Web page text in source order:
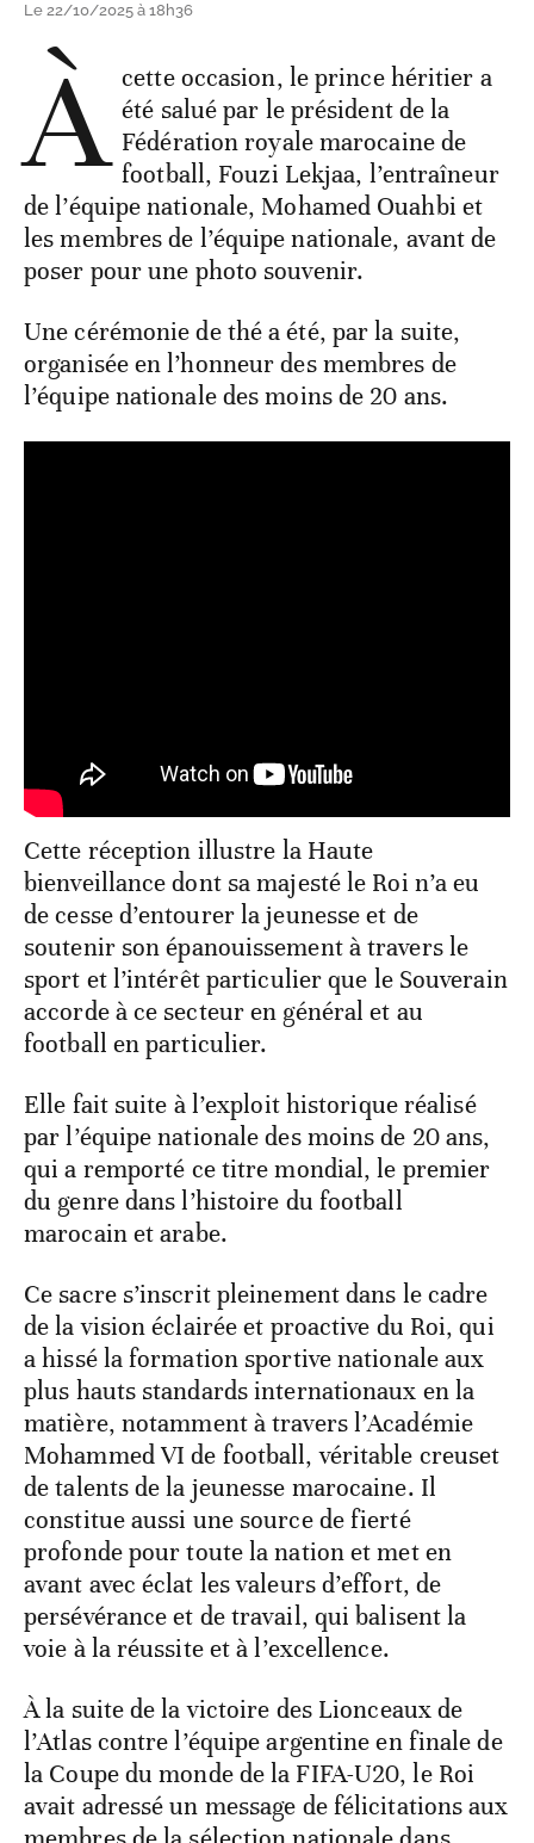
Le 22/10/2025 à 18h36
À cette occasion, le prince héritier a
été salué par le président de la
Fédération royale marocaine de
football, Fouzi Lekjaa, l’entraîneur
de l’équipe nationale, Mohamed Ouahbi et
les membres de l’équipe nationale, avant de
poser pour une photo souvenir.
Une cérémonie de thé a été, par la suite,
organisée en l’honneur des membres de
l’équipe nationale des moins de 20 ans.
Cette réception illustre la Haute
bienveillance dont sa majesté le Roi n’a eu
de cesse d’entourer la jeunesse et de
soutenir son épanouissement à travers le
sport et l’intérêt particulier que le Souverain
accorde à ce secteur en général et au
football en particulier.
Elle fait suite à l’exploit historique réalisé
par l’équipe nationale des moins de 20 ans,
qui a remporté ce titre mondial, le premier
du genre dans l’histoire du football
marocain et arabe.
Ce sacre s’inscrit pleinement dans le cadre
de la vision éclairée et proactive du Roi, qui
a hissé la formation sportive nationale aux
plus hauts standards internationaux en la
matière, notamment à travers l’Académie
Mohammed VI de football, véritable creuset
de talents de la jeunesse marocaine. Il
constitue aussi une source de fierté
profonde pour toute la nation et met en
avant avec éclat les valeurs d’effort, de
persévérance et de travail, qui balisent la
voie à la réussite et à l’excellence.
À la suite de la victoire des Lionceaux de
l’Atlas contre l’équipe argentine en finale de
la Coupe du monde de la FIFA-U20, le Roi
avait adressé un message de félicitations aux